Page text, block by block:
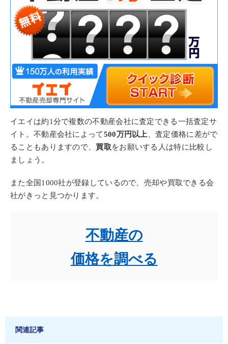
イエイは約1分で複数の不動産会社に査定できる一括査定サ
イト。不動産会社によって500万円以上、査定価格に差がで
ることもありますので、 買取をお願いする人は特に比較し
ましょう。
また全国1000社が登録しているので、売却や買取できる会
社がきっと見つかります。
不動産の
価格を調べる
関連記事